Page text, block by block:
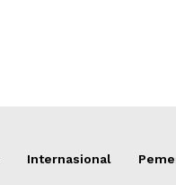
Internasional